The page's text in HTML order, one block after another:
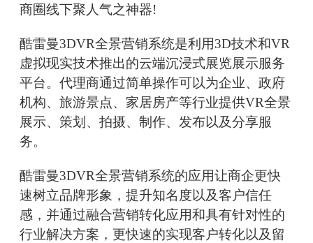
商圈线下聚人气之神器!
酷雷曼3DVR全景营销系统是利用3D技术和VR
虚拟现实技术推出的云端沉浸式展览展示服务
平台。代理商通过简单操作可以为企业、政府
机构、旅游景点、家居房产等行业提供VR全景
展示、策划、拍摄、制作、发布以及分享服
务。
酷雷曼3DVR全景营销系统的应用让商企更快
速树立品牌形象，提升知名度以及客户信任
感，并通过融合营销转化应用和具有针对性的
行业解决方案，更快速的实现客户转化以及留